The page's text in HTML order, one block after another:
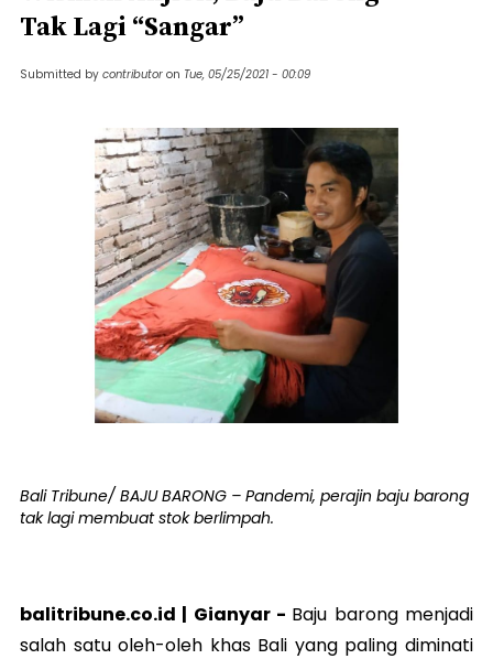
Tak Lagi “Sangar”
Submitted by contributor on Tue, 05/25/2021 - 00:09
Bali Tribune/ BAJU BARONG – Pandemi, perajin baju barong
tak lagi membuat stok berlimpah.
balitribune.co.id | Gianyar - Baju barong menjadi
salah satu oleh-oleh khas Bali yang paling diminati